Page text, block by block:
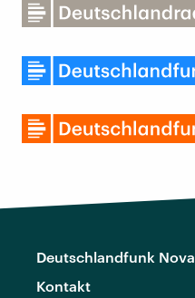
Deutschlandfunk Nova
Kontakt